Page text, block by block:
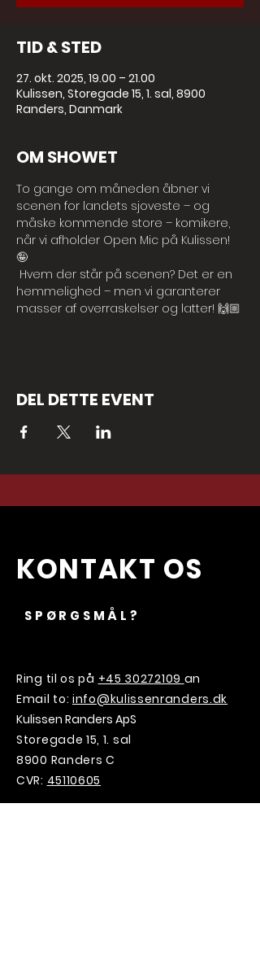
TID & STED
27. okt. 2025, 19.00 – 21.00
Kulissen, Storegade 15, 1. sal, 8900
Randers, Danmark
OM SHOWET
To gange om måneden åbner vi
scenen for landets sjoveste – og
måske kommende store – komikere,
når vi afholder Open Mic på Kulissen!
🤪
Hvem der står på scenen? Det er en
hemmelighed – men vi garanterer
masser af overraskelser og latter! 🙌🏼
DEL DETTE EVENT
KONTAKT OS
SPØRGSMÅL?
Ring til os på +45 30272109 an
Email to: info@kulissenranders.dk
Kulissen Randers ApS
Storegade 15, 1. sal
8900 Randers C
CVR: 45110605